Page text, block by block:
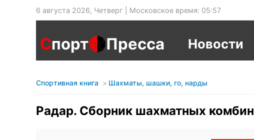
6 августа 2026, Четверг | Московское время: 05:57
Спорт Пресса Новости
Спортивная книга Шахматы, шашки, го, нарды
Радар. Сборник шахматных